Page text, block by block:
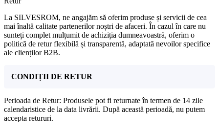
La SILVESROM, ne angajăm să oferim produse și servicii de cea
mai înaltă calitate partenerilor noștri de afaceri. În cazul în care nu
sunteți complet mulțumit de achiziția dumneavoastră, oferim o
politică de retur flexibilă și transparentă, adaptată nevoilor specifice
ale clienților B2B.
CONDIȚII DE RETUR
Perioada de Retur: Produsele pot fi returnate în termen de 14 zile
calendaristice de la data livrării. După această perioadă, nu putem
accepta retururi.